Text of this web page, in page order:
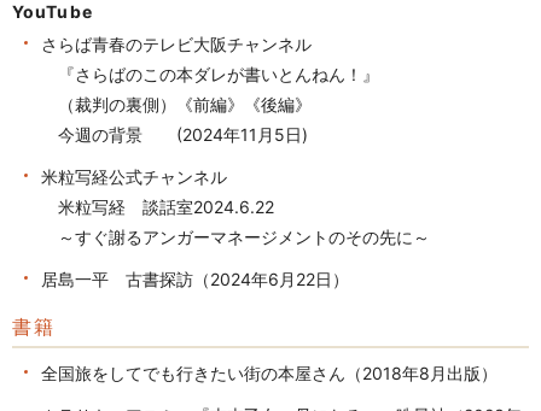
2025/12/25
🐎2026謹賀新年 年賀はがきお年玉セール🐎
YouTube
さらば青春のテレビ大阪チャンネル
『さらばのこの本ダレが書いとんねん！』
（裁判の裏側）《前編》《後編》
今週の背景 (2024年11月5日)
米粒写経公式チャンネル
米粒写経 談話室2024.6.22
～すぐ謝るアンガーマネージメントのその先に～
居島一平 古書探訪（2024年6月22日）
書籍
全国旅をしてでも行きたい街の本屋さん（2018年8月出版）